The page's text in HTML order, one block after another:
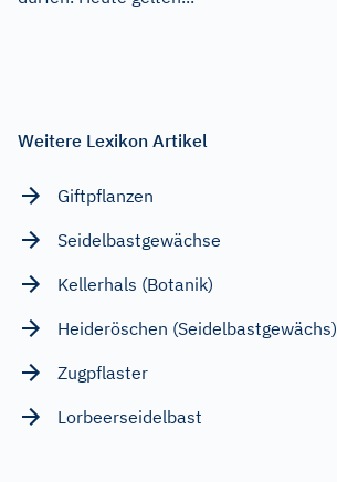
Weitere Lexikon Artikel
Giftpflanzen
Seidelbastgewächse
Kellerhals (Botanik)
Heideröschen (Seidelbastgewächs)
Zugpflaster
Lorbeerseidelbast